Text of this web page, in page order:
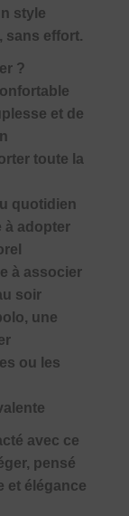
style
sans effort.
?
et de
toute la
quotidien
à adopter
à associer
soir
une
ou les
avec ce
pensé
et élégance